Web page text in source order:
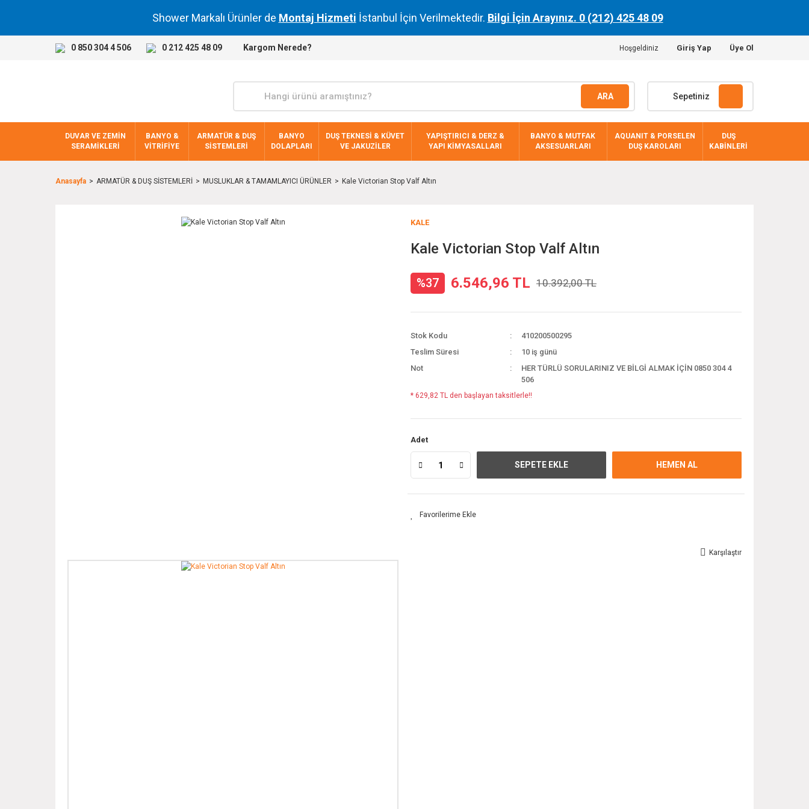
Shower Markalı Ürünler de Montaj Hizmeti İstanbul İçin Verilmektedir. Bilgi İçin Arayınız. 0 (212) 425 48 09
0 850 304 4 506 0 212 425 48 09 Kargom Nerede? Hoşgeldiniz Giriş Yap Üye Ol
ARA Sepetiniz
DUVAR VE ZEMİN
SERAMİKLERİ
BANYO &
VİTRİFİYE
ARMATÜR & DUŞ
SİSTEMLERİ
BANYO
DOLAPLARI
DUŞ TEKNESİ & KÜVET
VE JAKUZİLER
YAPIŞTIRICI & DERZ &
YAPI KİMYASALLARI
BANYO & MUTFAK
AKSESUARLARI
AQUANIT & PORSELEN
DUŞ KAROLARI
DUŞ
KABİNLERİ
Anasayfa ARMATÜR & DUŞ SİSTEMLERİ MUSLUKLAR & TAMAMLAYICI ÜRÜNLER Kale Victorian Stop Valf Altın
KALE
Kale Victorian Stop Valf Altın
%37 6.546,96 TL 10.392,00 TL
Stok Kodu
410200500295
Teslim Süresi
10 iş günü
Not
HER TÜRLÜ SORULARINIZ VE BİLGİ ALMAK İÇİN 0850 304 4
506
* 629,82 TL den başlayan taksitlerle!!
Adet
SEPETE EKLE HEMEN AL
Karşılaştır